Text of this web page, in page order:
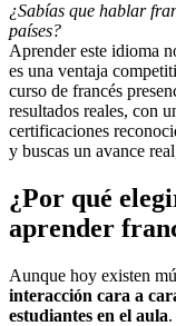
¿Sabías que hablar
países?
Aprender este idioma
es una ventaja
curso de francés
resultados reales, con
certificaciones
y buscas un avance
¿Por qué
aprender
Aunque hoy existen
interacción cara a
estudiantes en el aula